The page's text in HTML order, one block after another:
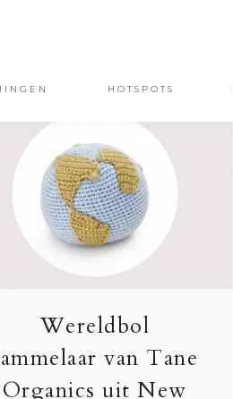
HOTSPOTS
Wereldbol
van Tane
Organics uit New